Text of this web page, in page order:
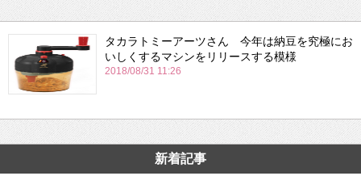
タカラトミーアーツさん 今年は納豆を究極にお
いしくするマシンをリリースする模様
2018/08/31 11:26
新着記事